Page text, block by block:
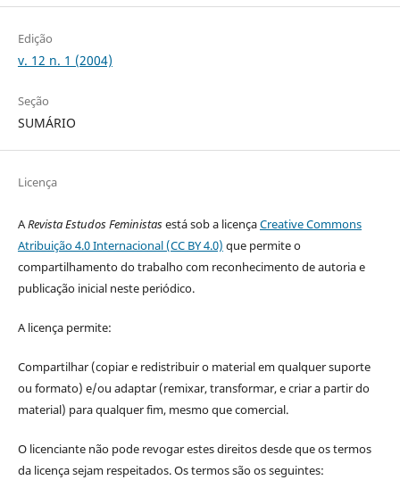
Edição
v. 12 n. 1 (2004)
Seção
SUMÁRIO
Licença
ARevista Estudos Feministasestá sob a licençaCreative Commons
Atribuição 4.0 Internacional (CC BY 4.0) que permite o
compartilhamento do trabalho com reconhecimento de autoria e
publicação inicial neste periódico.
A licença permite:
Compartilhar (copiar e redistribuir o material em qualquer suporte
ou formato) e/ou adaptar (remixar, transformar, e criar a partir do
material) para qualquer fim, mesmo que comercial.
O licenciante não pode revogar estes direitos desde que os termos
da licença sejam respeitados. Os termos são os seguintes: